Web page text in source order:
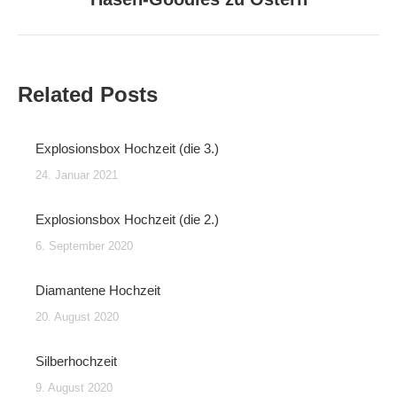
Related Posts
Explosionsbox Hochzeit (die 3.)
24. Januar 2021
Explosionsbox Hochzeit (die 2.)
6. September 2020
Diamantene Hochzeit
20. August 2020
Silberhochzeit
9. August 2020